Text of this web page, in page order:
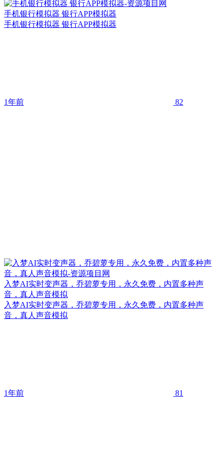
手机银行模拟器 银行APP模拟器
手机银行模拟器 银行APP模拟器
1年前 82
入梦AI实时变声器，乔碧萝专用，永久免费，内置多种声
音，真人声音模拟
入梦AI实时变声器，乔碧萝专用，永久免费，内置多种声
音，真人声音模拟
1年前 81